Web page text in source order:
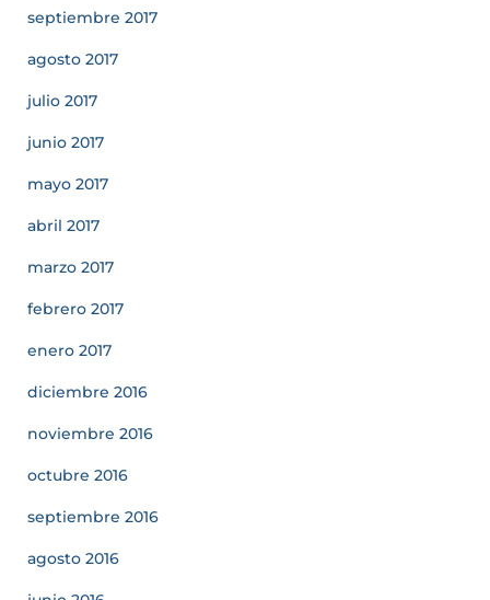
septiembre 2017
agosto 2017
julio 2017
junio 2017
mayo 2017
abril 2017
marzo 2017
febrero 2017
enero 2017
diciembre 2016
noviembre 2016
octubre 2016
septiembre 2016
agosto 2016